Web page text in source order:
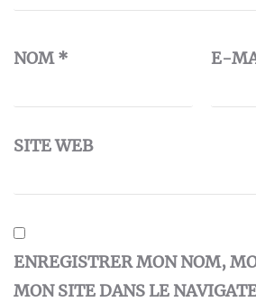
NOM* E-
SITE WEB
ENREGISTRER MON NOM,
MON SITE DANS LE